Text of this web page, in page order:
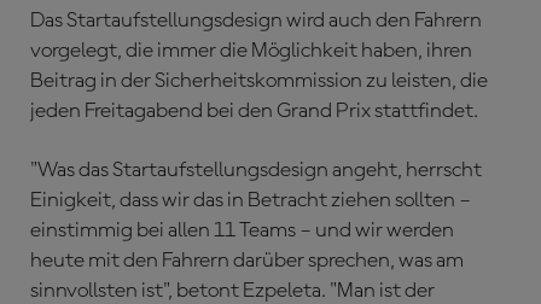
Das Startaufstellungsdesign wird auch den Fahrern
vorgelegt, die immer die Möglichkeit haben, ihren
Beitrag in der Sicherheitskommission zu leisten, die
jeden Freitagabend bei den Grand Prix stattfindet.
"Was das Startaufstellungsdesign angeht, herrscht
Einigkeit, dass wir das in Betracht ziehen sollten –
einstimmig bei allen 11 Teams – und wir werden
heute mit den Fahrern darüber sprechen, was am
sinnvollsten ist", betont Ezpeleta. "Man ist der